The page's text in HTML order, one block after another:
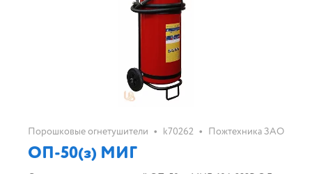
Порошковые огнетушители • k70262 • Пожтехника ЗАО
ОП-50(з) МИГ